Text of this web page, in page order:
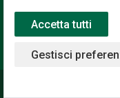
Accetta tutti
Gestisci
Indirizzo Email